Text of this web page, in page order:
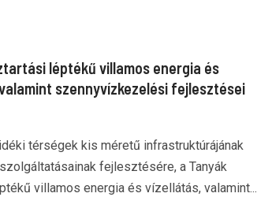
léptékű villamos energia és
szennyvízkezelési fejlesztései
térségek kis méretű infrastruktúrájának
fejlesztésére, a Tanyák
villamos energia és vízellátás, valamint...